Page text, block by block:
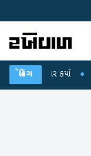
બ્રેકિંગ
પ્રહાર કર્યા ●